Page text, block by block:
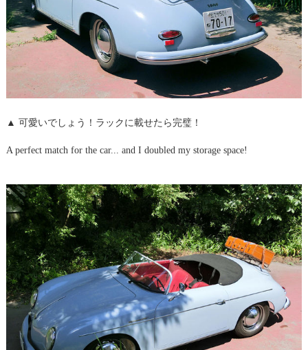
▲ 可愛いでしょう！ラックに載せたら完璧！
A perfect match for the car... and I doubled my storage space!